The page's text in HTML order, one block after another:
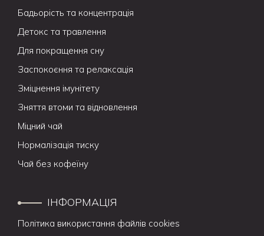
Бадьорість та концентрація
Детокс та травлення
Для покращення сну
Заспокоєння та релаксація
Зміцнення імунітету
Зняття втоми та відновлення
Міцний чай
Нормалізація тиску
Чай без кофеїну
ІНФОРМАЦІЯ
Політика використання файлів cookies